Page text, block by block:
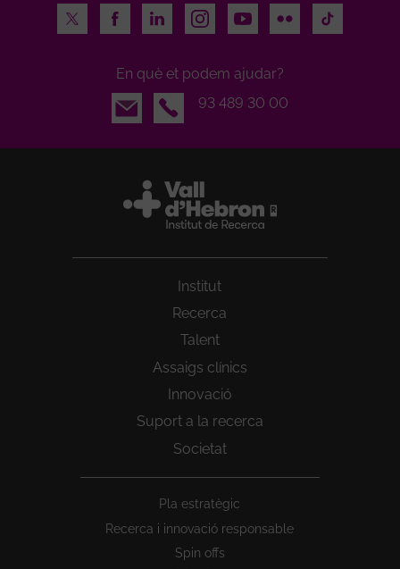
Twitter FacebookLinkedInInstagramYoutubeFlickr TikTok
En què et podem ajudar?
Email
93 489 30 00
Institut
Recerca
Talent
Assaigs clínics
Innovació
Suport a la recerca
Societat
Pla estratègic
Recerca i innovació responsable
Spin offs